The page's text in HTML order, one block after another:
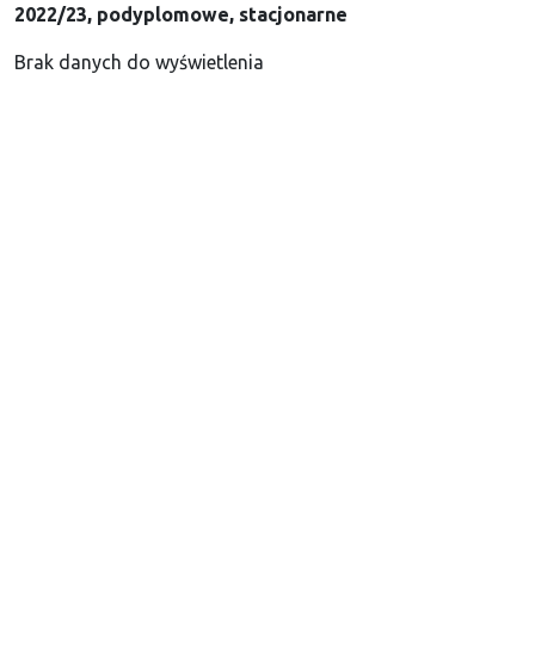
2022/23, podyplomowe, stacjonarne
Brak danych do wyświetlenia